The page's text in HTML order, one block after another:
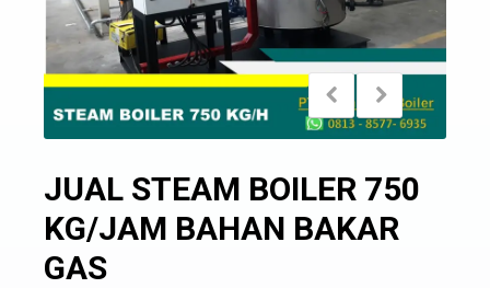
JUAL STEAM BOILER 750
KG/JAM BAHAN BAKAR
GAS